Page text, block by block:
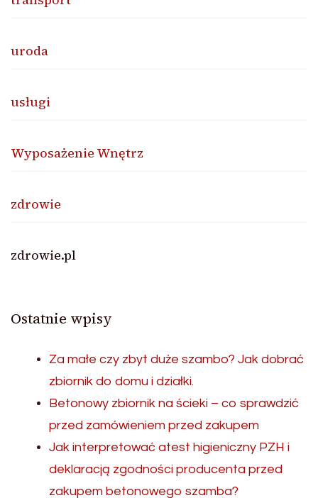
uroda
usługi
Wyposażenie Wnętrz
zdrowie
zdrowie.pl
Ostatnie wpisy
Za małe czy zbyt duże szambo? Jak dobrać
zbiornik do domu i działki.
Betonowy zbiornik na ścieki – co sprawdzić
przed zamówieniem przed zakupem
Jak interpretować atest higieniczny PZH i
deklaracją zgodności producenta przed
zakupem betonowego szamba?